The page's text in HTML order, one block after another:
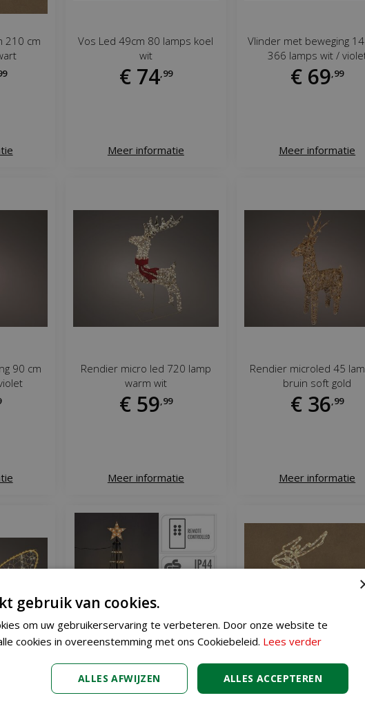
210 cm
Vos Led 49cm 80 lamps koel
wit
€ 74 99
Meer informatie
Vlinder met beweging
366 lamps wit /
€ 69 99
Meer informatie
90 cm
Rendier micro led 720 lamp
warm wit
€ 59 99
Meer informatie
Rendier microled 45
bruin soft gold
€ 36 99
Meer informatie
Verlichte boom 300 cm 550
Luca ropelight hert 216
gebruik van cookies.
om uw gebruikerservaring te verbeteren. Door onze website te
cookies in overeenstemming met ons Cookiebeleid. Lees verder
ALLES ACCEPTEREN
ALLES AFWIJZEN